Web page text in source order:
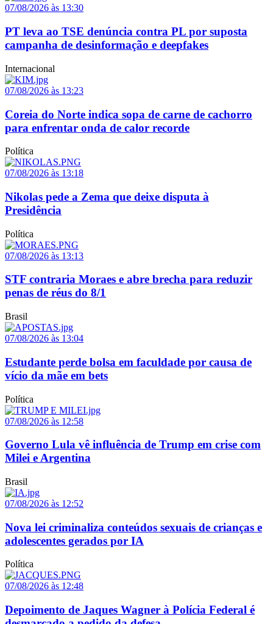
07/08/2026 às 13:30
PT leva ao TSE denúncia contra PL por suposta
campanha de desinformação e deepfakes
Internacional
07/08/2026 às 13:23
Coreia do Norte indica sopa de carne de cachorro
para enfrentar onda de calor recorde
Política
07/08/2026 às 13:18
Nikolas pede a Zema que deixe disputa à
Presidência
Política
07/08/2026 às 13:13
STF contraria Moraes e abre brecha para reduzir
penas de réus do 8/1
Brasil
07/08/2026 às 13:04
Estudante perde bolsa em faculdade por causa de
vício da mãe em bets
Política
07/08/2026 às 12:58
Governo Lula vê influência de Trump em crise com
Milei e Argentina
Brasil
07/08/2026 às 12:52
Nova lei criminaliza conteúdos sexuais de crianças e
adolescentes gerados por IA
Política
07/08/2026 às 12:48
Depoimento de Jaques Wagner à Polícia Federal é